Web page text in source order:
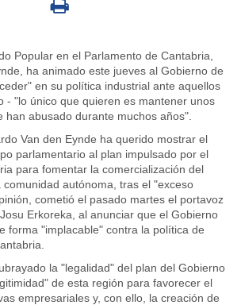
Popular en el Parlamento de Cantabria,
ha animado este jueves al Gobierno de
en su política industrial ante aquellos
- "lo único que quieren es mantener unos
han abusado durante muchos años".
Van den Eynde ha querido mostrar el
parlamentario al plan impulsado por el
para fomentar la comercialización del
autónoma, tras el "exceso
cometió el pasado martes el portavoz
Erkoreka, al anunciar que el Gobierno
forma "implacable" contra la política de
la "legalidad" del plan del Gobierno
de esta región para favorecer el
empresariales y, con ello, la creación de